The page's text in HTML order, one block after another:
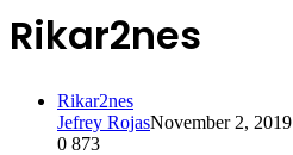
Rikar2nes
Rikar2nes
Jefrey RojasNovember 2, 2019
0 873